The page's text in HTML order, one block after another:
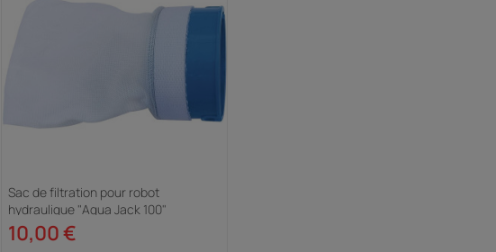
Sac de filtration pour robot
hydraulique "Aqua Jack 100"
10,00 €